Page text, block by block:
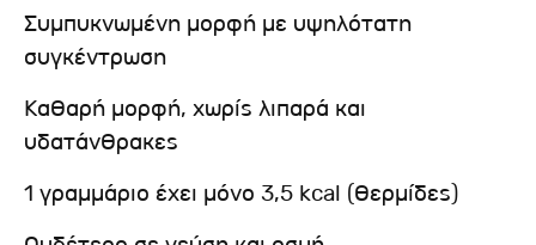
Συμπυκνωμένη μορφή με υψηλότατη
συγκέντρωση
Καθαρή μορφή, χωρίς λιπαρά και
υδατάνθρακες
1 γραμμάριο έχει μόνο 3,5 kcal (θερμίδες)